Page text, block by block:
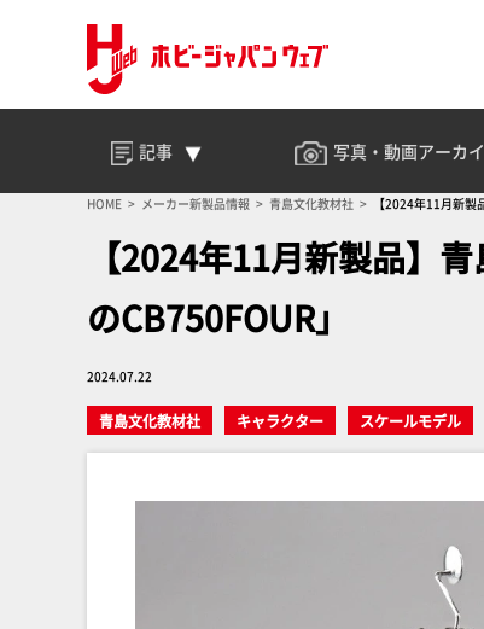
記事 写真・動画アーカ
HOME メーカー新製品情報 青島文化教材社 【2024年11月新製
【2024年11月新製品】
のCB750FOUR」
2024.07.22
青島文化教材社 キャラクター スケールモデル